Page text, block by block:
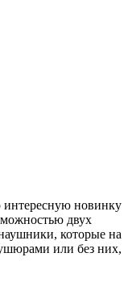
интересную новинку
двух
которые на
или без них,